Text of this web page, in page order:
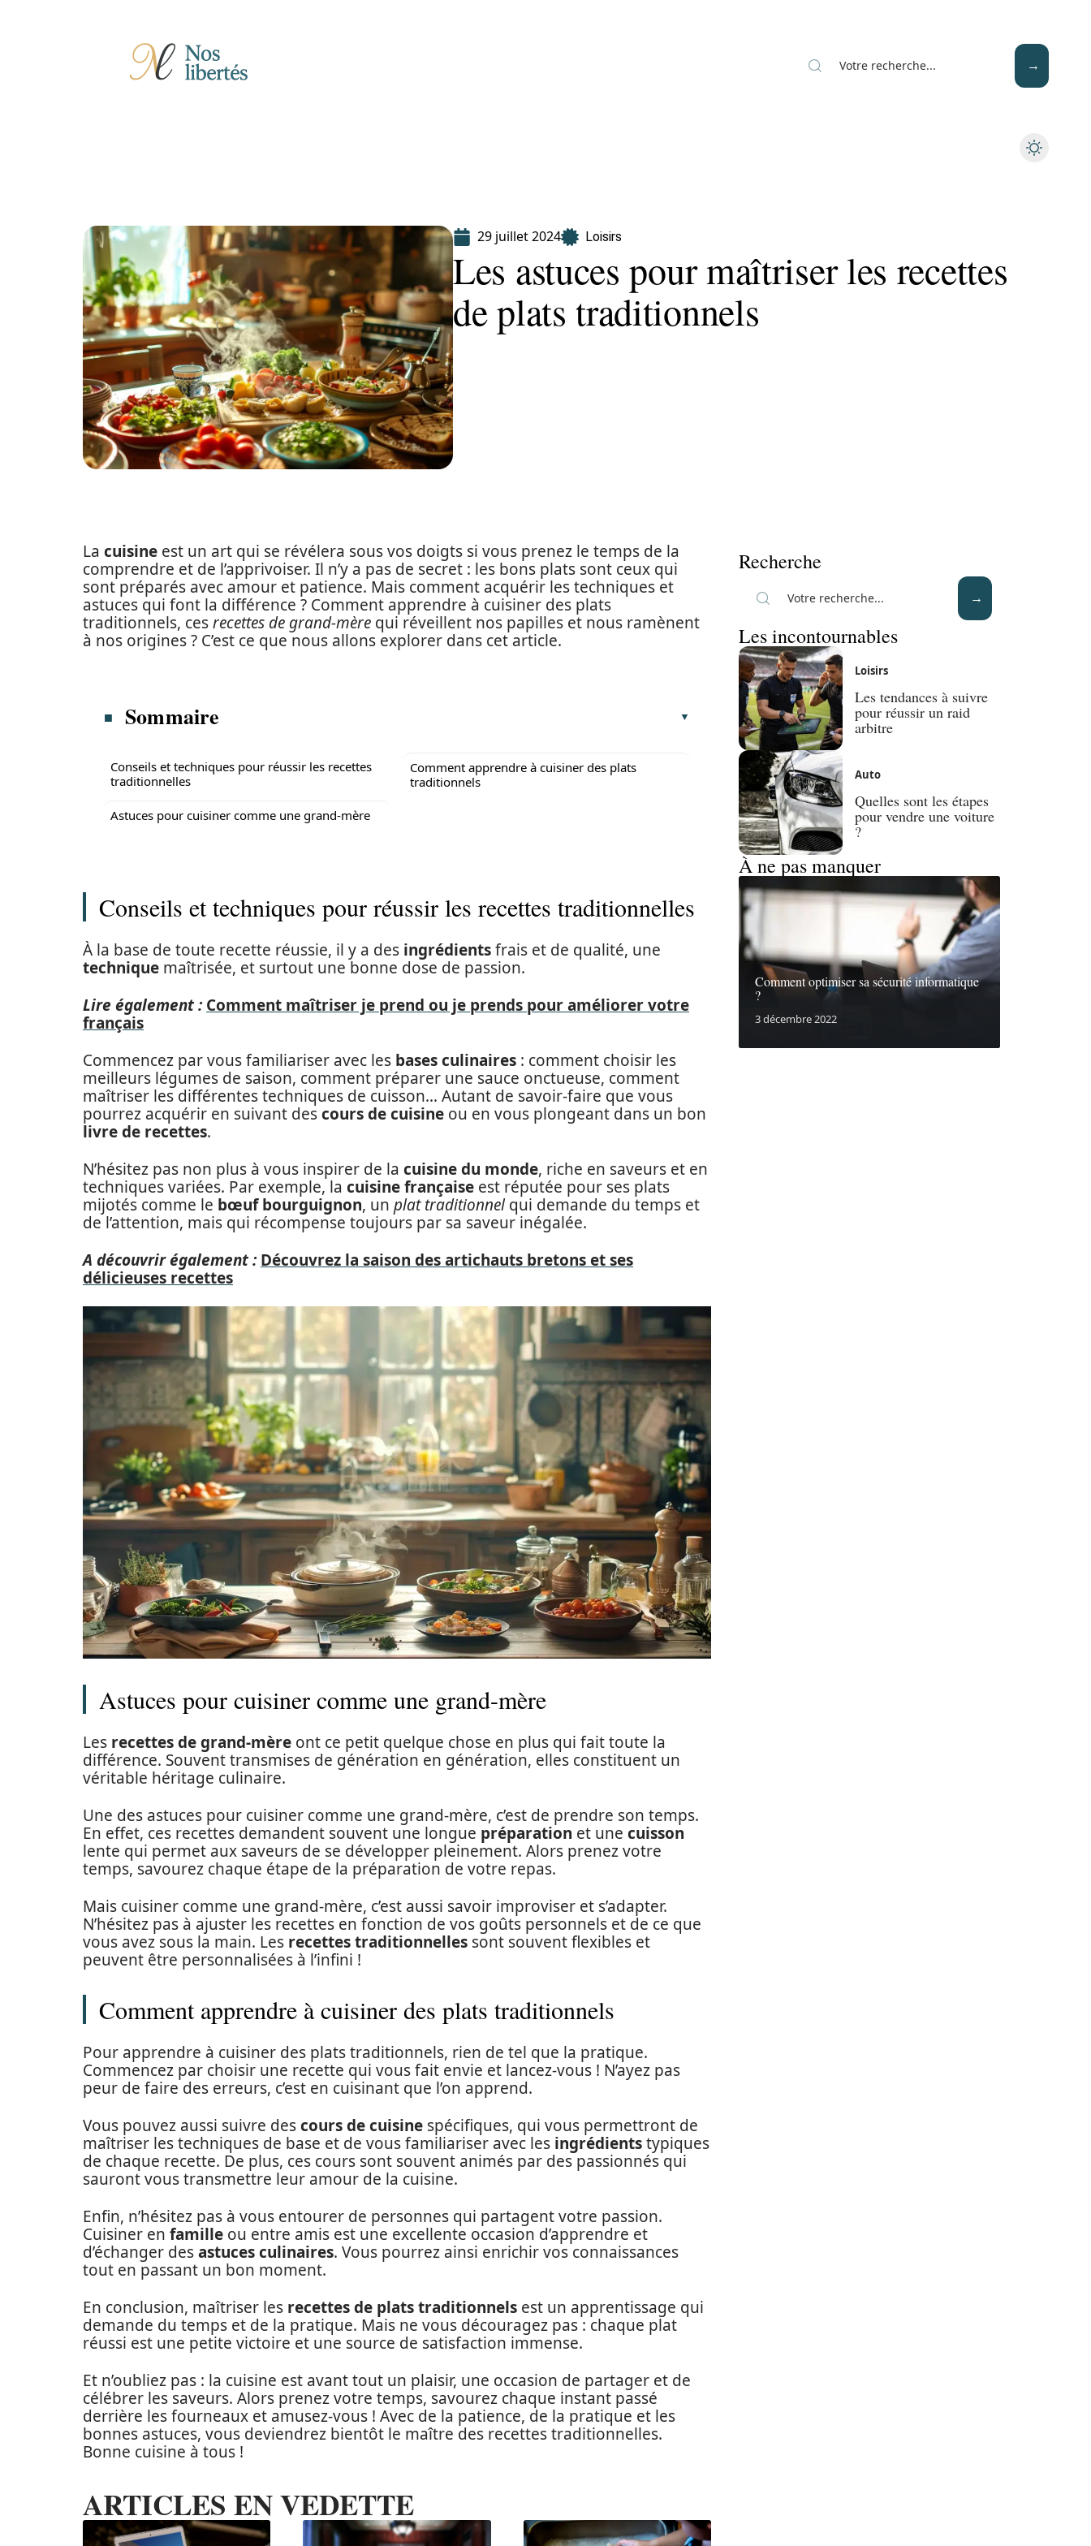
29 juillet 2024 Loisirs
Les astuces pour maîtriser les recettes
de plats traditionnels
La cuisine est un art qui se révélera sous vos doigts si vous prenez le temps de la
comprendre et de l’apprivoiser. Il n’y a pas de secret : les bons plats sont ceux qui
sont préparés avec amour et patience. Mais comment acquérir les techniques et
astuces qui font la différence ? Comment apprendre à cuisiner des plats
traditionnels, cesrecettes de grand-mère qui réveillent nos papilles et nous ramènent
à nos origines ? C’est ce que nous allons explorer dans cet article.
Sommaire
Conseils et techniques pour réussir les recettes
traditionnelles
Astuces pour cuisiner comme une grand-mère
Comment apprendre à cuisiner des plats
traditionnels
Conseils et techniques pour réussir les recettes traditionnelles
À la base de toute recette réussie, il y a des ingrédientsfrais et de qualité, une
technique maîtrisée, et surtout une bonne dose de passion.
Lire également : Comment maîtriser je prend ou je prends pour améliorer votre
français
Commencez par vous familiariser avec les bases culinaires : comment choisir les
meilleurs légumes de saison, comment préparer une sauce onctueuse, comment
maîtriser les différentes techniques de cuisson… Autant de savoir-faire que vous
pourrez acquérir en suivant descours de cuisine ou en vous plongeant dans un bon
livre de recettes.
N’hésitez pas non plus à vous inspirer de la cuisine du monde, riche en saveurs et en
techniques variées. Par exemple, la cuisine française est réputée pour ses plats
mijotés comme le bœuf bourguignon, un plat traditionnelqui demande du temps et
de l’attention, mais qui récompense toujours par sa saveur inégalée.
A découvrir également : Découvrez la saison des artichauts bretons et ses
délicieuses recettes
Astuces pour cuisiner comme une grand-mère
Les recettes de grand-mère ont ce petit quelque chose en plus qui fait toute la
différence. Souvent transmises de génération en génération, elles constituent un
véritable héritage culinaire.
Une des astuces pour cuisiner comme une grand-mère, c’est de prendre son temps.
En effet, ces recettes demandent souvent une longue préparation et une cuisson
lente qui permet aux saveurs de se développer pleinement. Alors prenez votre
temps, savourez chaque étape de la préparation de votre repas.
Mais cuisiner comme une grand-mère, c’est aussi savoir improviser et s’adapter.
N’hésitez pas à ajuster les recettes en fonction de vos goûts personnels et de ce que
vous avez sous la main. Les recettes traditionnelles sont souvent flexibles et
peuvent être personnalisées à l’infini !
Comment apprendre à cuisiner des plats traditionnels
Pour apprendre à cuisiner des plats traditionnels, rien de tel que la pratique.
Commencez par choisir une recette qui vous fait envie et lancez-vous ! N’ayez pas
peur de faire des erreurs, c’est en cuisinant que l’on apprend.
Vous pouvez aussi suivre descours de cuisine spécifiques, qui vous permettront de
maîtriser les techniques de base et de vous familiariser avec les ingrédientstypiques
de chaque recette. De plus, ces cours sont souvent animés par des passionnés qui
sauront vous transmettre leur amour de la cuisine.
Enfin, n’hésitez pas à vous entourer de personnes qui partagent votre passion.
Cuisiner en famille ou entre amis est une excellente occasion d’apprendre et
d’échanger desastuces culinaires. Vous pourrez ainsi enrichir vos connaissances
tout en passant un bon moment.
En conclusion, maîtriser les recettes de plats traditionnels est un apprentissage qui
demande du temps et de la pratique. Mais ne vous découragez pas : chaque plat
réussi est une petite victoire et une source de satisfaction immense.
Et n’oubliez pas : la cuisine est avant tout un plaisir, une occasion de partager et de
célébrer les saveurs. Alors prenez votre temps, savourez chaque instant passé
derrière les fourneaux et amusez-vous ! Avec de la patience, de la pratique et les
bonnes astuces, vous deviendrez bientôt le maître des recettes traditionnelles.
Bonne cuisine à tous !
ARTICLES EN VEDETTE
Recherche
Les incontournables
Loisirs
Les tendances à suivre
pour réussir un raid
arbitre
Auto
Quelles sont les étapes
pour vendre une voiture
?
À ne pas manquer
Comment optimiser sa sécurité informatique
?
3 décembre 2022